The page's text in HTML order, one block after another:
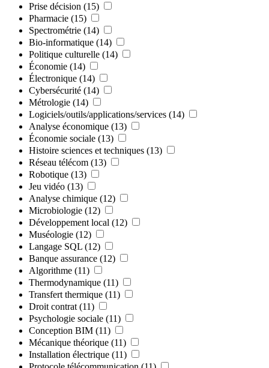
Prise décision (15)
Pharmacie (15)
Spectrométrie (14)
Bio-informatique (14)
Politique culturelle (14)
Économie (14)
Électronique (14)
Cybersécurité (14)
Métrologie (14)
Logiciels/outils/applications/services (14)
Analyse économique (13)
Économie sociale (13)
Histoire sciences et techniques (13)
Réseau télécom (13)
Robotique (13)
Jeu vidéo (13)
Analyse chimique (12)
Microbiologie (12)
Développement local (12)
Muséologie (12)
Langage SQL (12)
Banque assurance (12)
Algorithme (11)
Thermodynamique (11)
Transfert thermique (11)
Droit contrat (11)
Psychologie sociale (11)
Conception BIM (11)
Mécanique théorique (11)
Installation électrique (11)